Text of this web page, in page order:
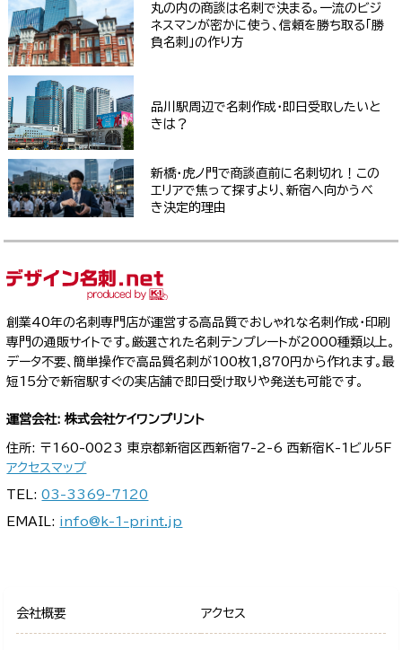
丸の内の商談は名刺で決まる。一流のビジ
ネスマンが密かに使う、信頼を勝ち取る「勝
負名刺」の作り方
品川駅周辺で名刺作成・即日受取したいと
きは？
新橋・虎ノ門で商談直前に名刺切れ！この
エリアで焦って探すより、新宿へ向かうべ
き決定的理由
創業40年の名刺専門店が運営する高品質でおしゃれな名刺作成・印刷
専門の通販サイトです。厳選された名刺テンプレートが2000種類以上。
データ不要、簡単操作で高品質名刺が100枚1,870円から作れます。最
短15分で新宿駅すぐの実店舗で即日受け取りや発送も可能です。
運営会社: 株式会社ケイワンプリント
住所: 〒160-0023 東京都新宿区西新宿7-2-6 西新宿K-1ビル5F
アクセスマップ
TEL:03-3369-7120
EMAIL: info@k-1-print.jp
会社概要 アクセス